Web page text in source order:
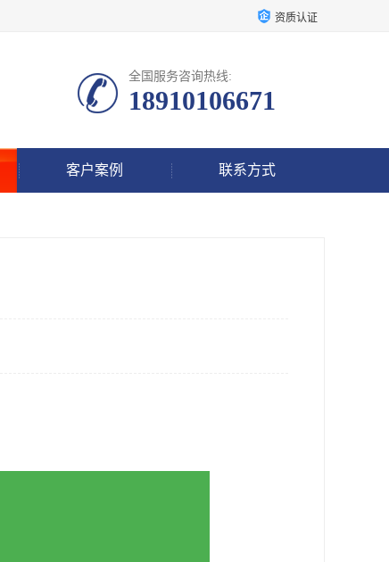
资质认证
全国服务咨询热线:
18910106671
客户案例 联系方式